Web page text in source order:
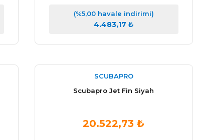
(%5,00 havale indirimi)
4.483,17 ₺
SCUBAPRO
Scubapro Jet Fin Siyah
20.522,73 ₺